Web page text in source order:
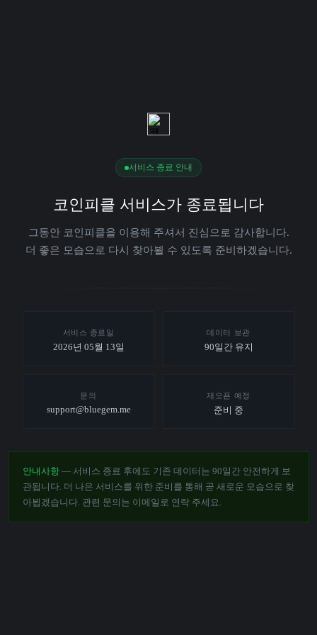
서비스 종료 안내
코인피클 서비스가 종료됩니다
그동안 코인피클을 이용해 주셔서 진심으로 감사합니다.
더 좋은 모습으로 다시 찾아뵐 수 있도록 준비하겠습니다.
서비스 종료일
2026년 05월 13일
데이터 보관
90일간 유지
문의
support@bluegem.me
재오픈 예정
준비 중
안내사항 — 서비스 종료 후에도 기존 데이터는 90일간 안전하게 보
관됩니다. 더 나은 서비스를 위한 준비를 통해 곧 새로운 모습으로 찾
아뵙겠습니다. 관련 문의는 이메일로 연락 주세요.